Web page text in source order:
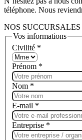
téléphone. Nous
NOS SUCCURSALES
Vos informations
Civilité *
Prénom *
Nom *
E-mail *
Entreprise *